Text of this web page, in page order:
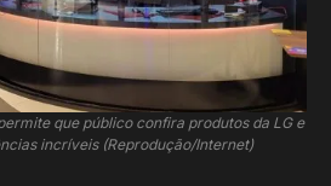
que público confira produtos da LG e
incríveis (Reprodução/Internet)